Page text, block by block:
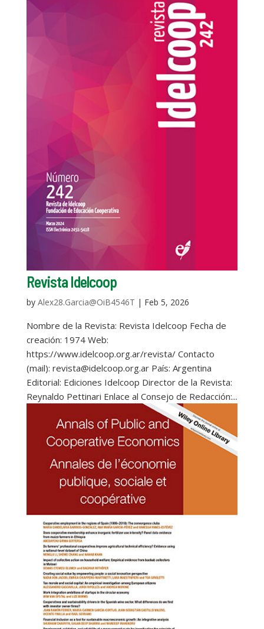
Revista Idelcoop
by Alex28.Garcia@OiB4546T | Feb 5, 2026
Nombre de la Revista: Revista Idelcoop Fecha de
creación: 1974 Web:
https://www.idelcoop.org.ar/revista/ Contacto
(mail): revista@idelcoop.org.ar País: Argentina
Editorial: Ediciones Idelcoop Director de la Revista:
Reynaldo Pettinari Enlace al Consejo de Redacción:...